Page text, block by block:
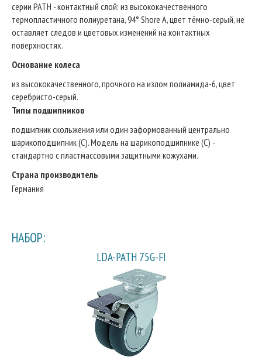
серии PATH - контактный слой: из высококачественного
термопластичного полиуретана, 94° Shore A, цвет тёмно-серый, не
оставляет следов и цветовых изменений на контактных
поверхностях.
Основание колеса
из высококачественного, прочного на излом полиамида-6, цвет
серебристо-серый.
Типы подшипников
подшипник скольжения или один заформованный центрально
шарикоподшипник (C). Модель на шарикоподшипнике (C) -
стандартно с пластмассовыми защитными кожухами.
Страна производитель
Германия
НАБОР:
LDA-PATH 75G-FI